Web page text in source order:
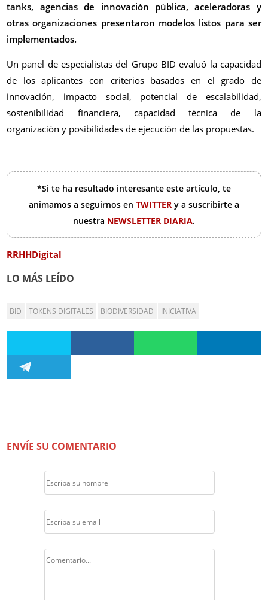
tanks, agencias de innovación pública, aceleradoras y
otras organizaciones presentaron modelos listos para ser
implementados.
Un panel de especialistas del Grupo BID evaluó la capacidad
de los aplicantes con criterios basados en el grado de
innovación, impacto social, potencial de escalabilidad,
sostenibilidad financiera, capacidad técnica de la
organización y posibilidades de ejecución de las propuestas.
*Si te ha resultado interesante este artículo, te
animamos a seguirnos en TWITTER y a suscribirte a
nuestra NEWSLETTER DIARIA.
RRHHDigital
LO MÁS LEÍDO
BID TOKENS DIGITALES BIODIVERSIDAD INICIATIVA
ENVÍE SU COMENTARIO